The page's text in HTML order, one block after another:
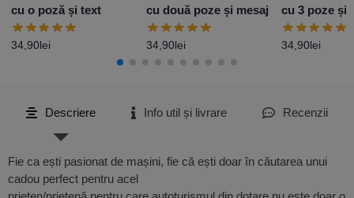
cu o poză și text
34,90lei
cu două poze și mesaj
34,90lei
cu 3 poze și
Model 2
34,90lei
Descriere Info util și livrare Recenzii
Fie ca ești pasionat de mașini, fie că ești doar în căutarea unui
cadou perfect pentru acel